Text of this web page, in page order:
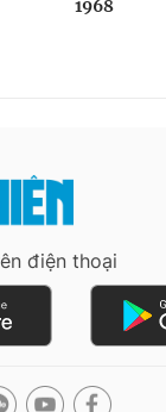
điện thoại